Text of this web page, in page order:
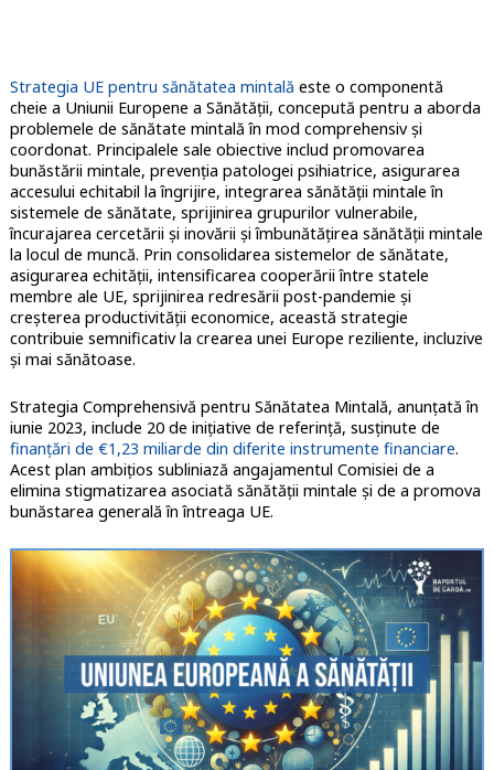
Strategia UE pentru sănătatea mintală este o componentă
cheie a Uniunii Europene a Sănătății, concepută pentru a aborda
problemele de sănătate mintală în mod comprehensiv și
coordonat. Principalele sale obiective includ promovarea
bunăstării mintale, prevenția patologei psihiatrice, asigurarea
accesului echitabil la îngrijire, integrarea sănătății mintale în
sistemele de sănătate, sprijinirea grupurilor vulnerabile,
încurajarea cercetării și inovării și îmbunătățirea sănătății mintale
la locul de muncă. Prin consolidarea sistemelor de sănătate,
asigurarea echității, intensificarea cooperării între statele
membre ale UE, sprijinirea redresării post-pandemie și
creșterea productivității economice, această strategie
contribuie semnificativ la crearea unei Europe reziliente, incluzive
și mai sănătoase.
Strategia Comprehensivă pentru Sănătatea Mintală, anunțată în
iunie 2023, include 20 de inițiative de referință, susținute de
finanțări de €1,23 miliarde din diferite instrumente financiare.
Acest plan ambițios subliniază angajamentul Comisiei de a
elimina stigmatizarea asociată sănătății mintale și de a promova
bunăstarea generală în întreaga UE.